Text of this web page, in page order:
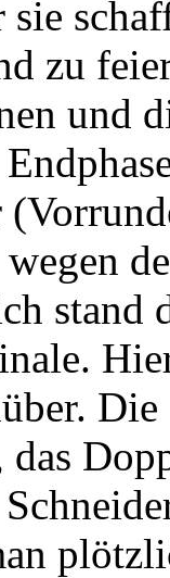
zu
und
stand
das